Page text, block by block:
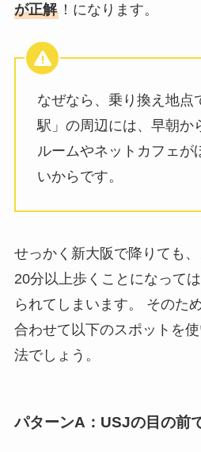
が正解！になります。
なぜなら、乗り換え地点
駅」の周辺には、早朝か
ルームやネットカフェが
いからです。
せっかく新大阪で降りても
20分以上歩くことになって
られてしまいます。 そのた
合わせて以下のスポットを
法でしょう。
パターンA：USJの目の前